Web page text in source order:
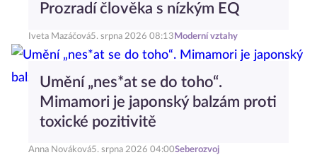
Prozradí člověka s nízkým EQ
Iveta Mazáčová5. srpna 2026 08:13 Moderní vztahy
Umění „nes*at se do toho“.
Mimamori je japonský balzám proti
toxické pozitivitě
Anna Nováková5. srpna 2026 04:00Seberozvoj